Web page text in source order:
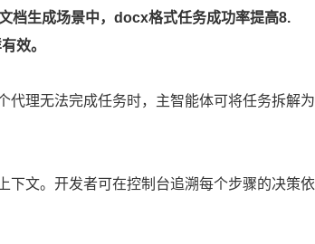
档生成场景中，docx格式任务成功率提高8.
效。
代理无法完成任务时，主智能体可将任务拆解为
下文。开发者可在控制台追溯每个步骤的决策依